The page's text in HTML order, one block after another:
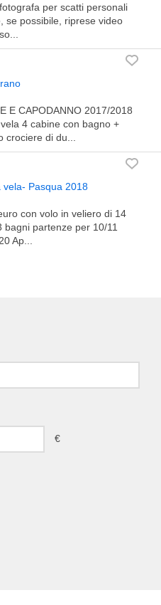
per scatti personali
se possibile, riprese video
E CAPODANNO 2017/2018
4 cabine con bagno +
crociere di du...
Pasqua 2018
con volo in veliero di 14
bagni partenze per 10/11
Ap...
€